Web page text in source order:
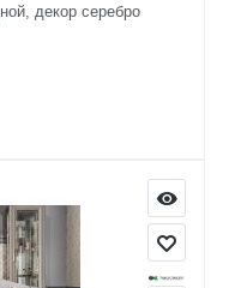
декор серебро